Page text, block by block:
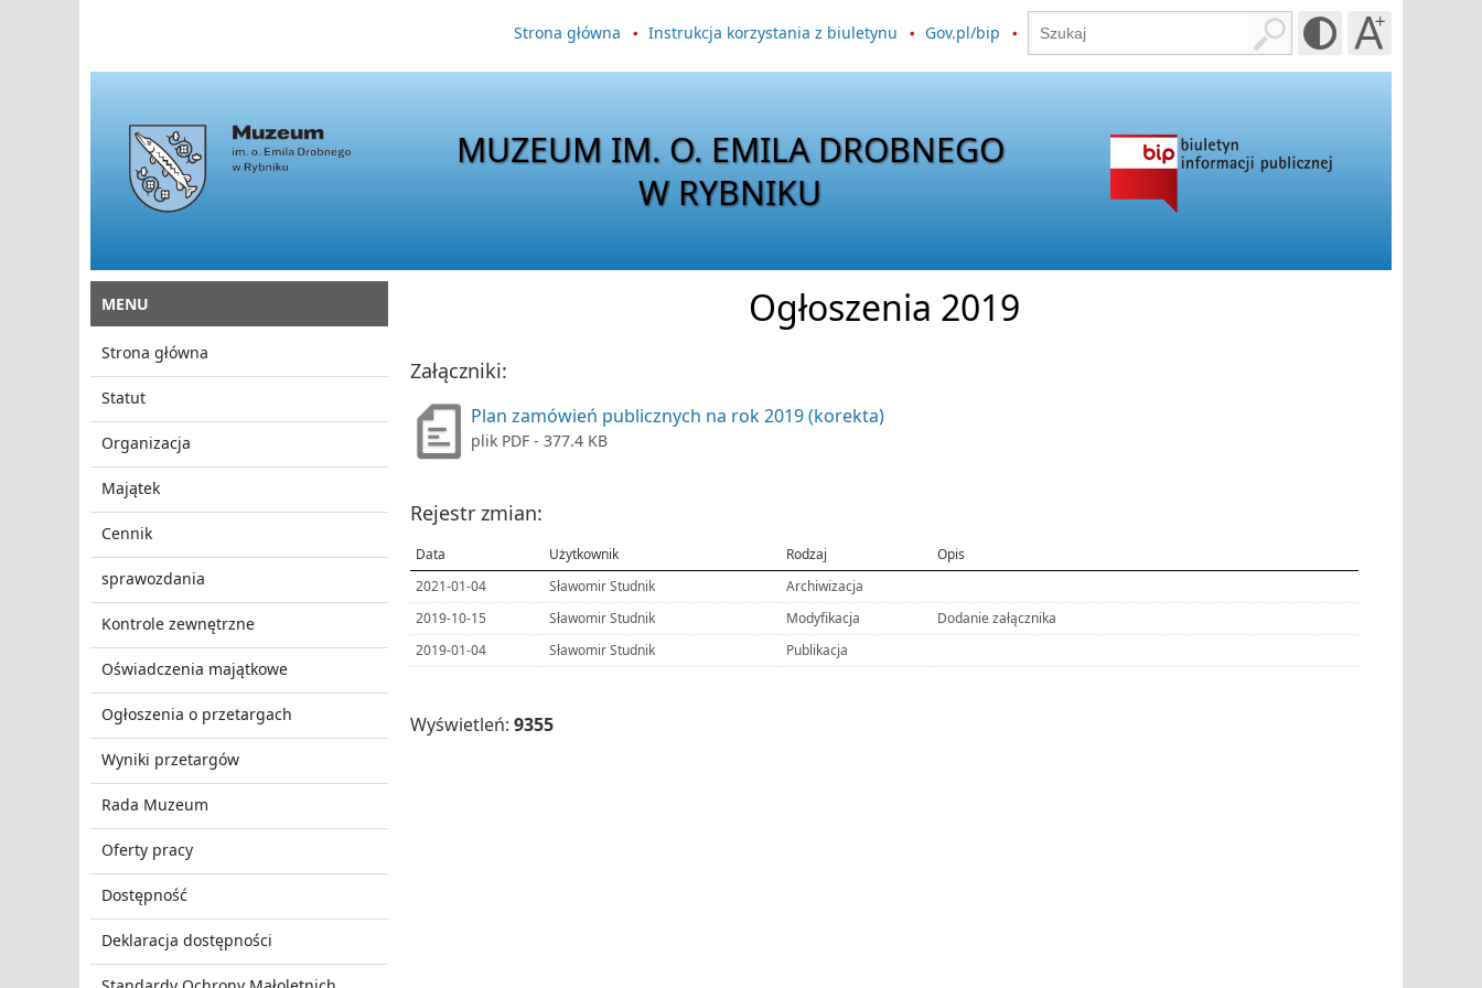
Strona główna Instrukcja korzystania z biuletynu Gov.pl/bip
MUZEUM IM. O. EMILA DROBNEGO
W RYBNIKU
MENU
Strona główna
Statut
Organizacja
Majątek
Cennik
sprawozdania
Kontrole zewnętrzne
Oświadczenia majątkowe
Ogłoszenia o przetargach
Wyniki przetargów
Rada Muzeum
Oferty pracy
Dostępność
Deklaracja dostępności
Ogłoszenia 2019
Załączniki:
Plan zamówień publicznych na rok 2019 (korekta)
plik PDF - 377.4 KB
Rejestr zmian:
Data Użytkownik Rodzaj
Opis
2021-01-04
Sławomir Studnik
Archiwizacja
2019-10-15
Sławomir Studnik Modyfikacja
Dodanie załącznika
2019-01-04
Sławomir Studnik Publikacja
Wyświetleń: 9355